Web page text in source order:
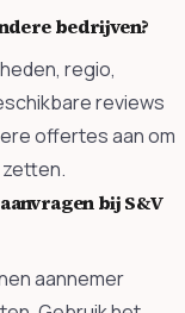
bedrijven?
regio,
reviews
offertes aan om
zetten.
bij S&V
aannemer